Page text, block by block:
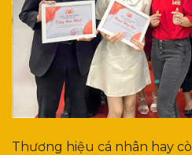
Thương hiệu cá nhân hay